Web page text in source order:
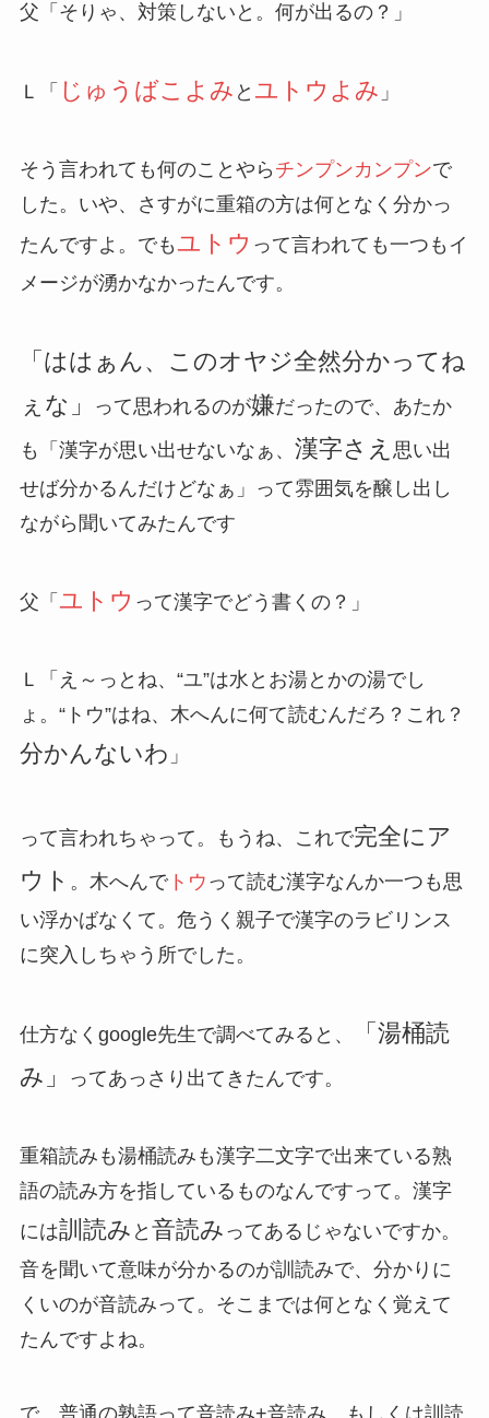
父「そりゃ、対策しないと。何が出るの？」
Ｌ「 じゅうばこよみ と ユトウよみ 」
そう言われても何のことやら チンプンカンプンで
した。いや、さすがに重箱の方は何となく分かっ
たんですよ。でも ユトウ って言われても一つもイ
メージが湧かなかったんです。
「ははぁん、このオヤジ全然分かってね
ぇな」
って思われるのが嫌だったので、あたか
も「漢字が思い出せないなぁ、 漢字さえ 思い出
せば分かるんだけどなぁ」って雰囲気を醸し出し
ながら聞いてみたんです
父「 ユトウ って漢字でどう書くの？」
Ｌ「え～っとね、“ユ”は水とお湯とかの湯でし
ょ。“トウ”はね、木へんに何て読むんだろ？これ？
分かんないわ 」
って言われちゃって。もうね、これで完全にア
ウト 。木へんでトウ って読む漢字なんか一つも思
い浮かばなくて。危うく親子で漢字のラビリンス
に突入しちゃう所でした。
仕方なくgoogle先生で調べてみると、
「湯桶読
み」
ってあっさり出てきたんです。
重箱読みも湯桶読みも漢字二文字で出来ている熟
語の読み方を指しているものなんですって。漢字
には訓読み と 音読み ってあるじゃないですか。
音を聞いて意味が分かるのが訓読みで、分かりに
くいのが音読みって。そこまでは何となく覚えて
たんですよね。
で、普通の熟語って音読み+音読み、もしくは訓読